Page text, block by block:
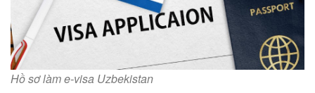
Hồ sơ làm e-visa Uzbekistan